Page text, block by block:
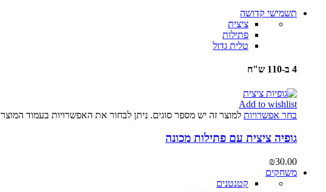
תשמישי קדושה
ציצית
פתילות
טלית גדול
4 ב-110 ש"ח
Add to wishlist
בחר אפשרויות למוצר זה יש מספר סוגים. ניתן לבחור את האפשרויות בעמוד המוצר
גופיה ציצית עם פתילות מכונה
₪30.00
משחקים
קטנטנים